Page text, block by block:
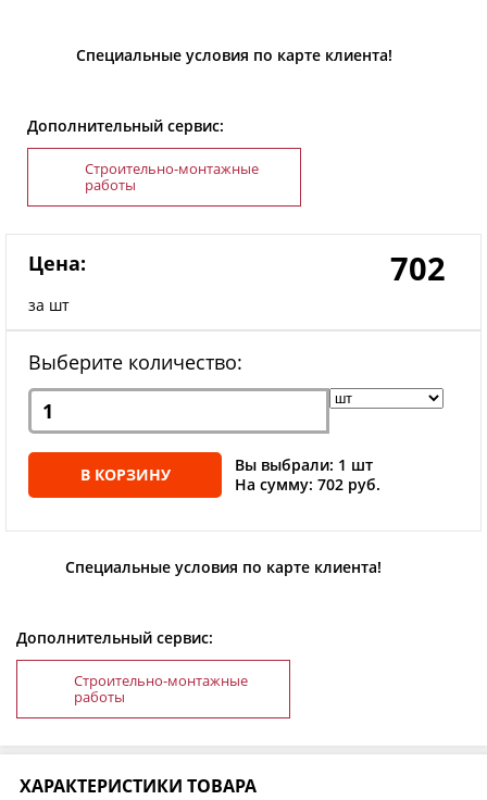
Специальные условия по карте клиента!
Дополнительный сервис:
Строительно-монтажные
работы
Цена:
за шт
702
Выберите количество:
В КОРЗИНУ
Вы выбрали: 1 шт
На сумму: 702 руб.
Специальные условия по карте клиента!
Дополнительный сервис:
Строительно-монтажные
работы
ХАРАКТЕРИСТИКИ ТОВАРА